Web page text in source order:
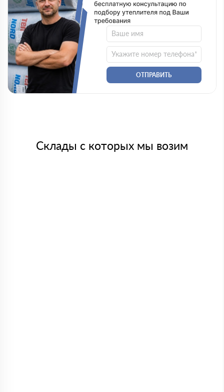
ОТПРАВИТЬ
Склады с которых мы возим